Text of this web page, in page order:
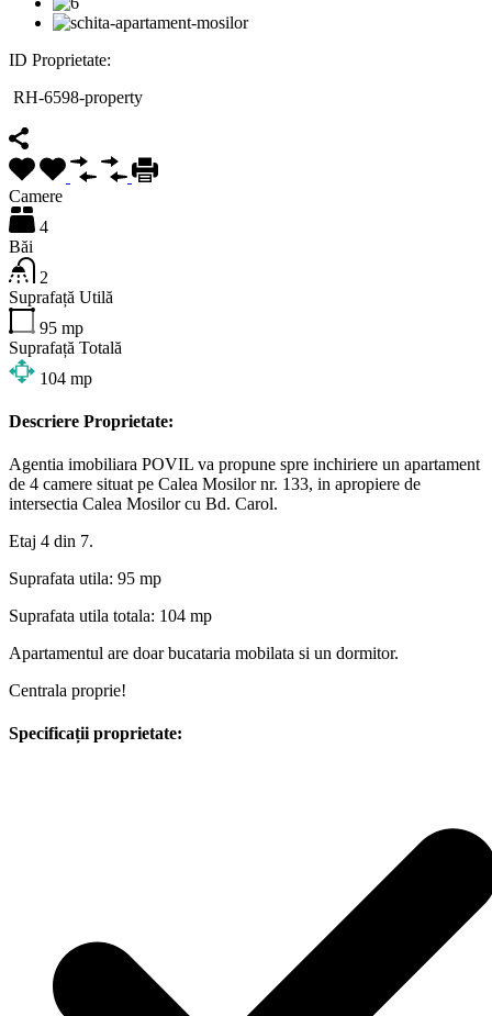
ID Proprietate:
RH-6598-property
Camere
4
Băi
2
Suprafață Utilă
95 mp
Suprafață Totală
104 mp
Descriere Proprietate:
Agentia imobiliara POVIL va propune spre inchiriere un apartament
de 4 camere situat pe Calea Mosilor nr. 133, in apropiere de
intersectia Calea Mosilor cu Bd. Carol.
Etaj 4 din 7.
Suprafata utila: 95 mp
Suprafata utila totala: 104 mp
Apartamentul are doar bucataria mobilata si un dormitor.
Centrala proprie!
Specificații proprietate: